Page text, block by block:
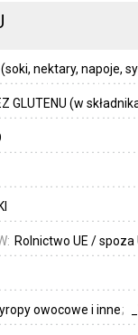
(soki, nektary, napoje,
GLUTENU (w
Rolnictwo UE / spoza
owocowe i inne